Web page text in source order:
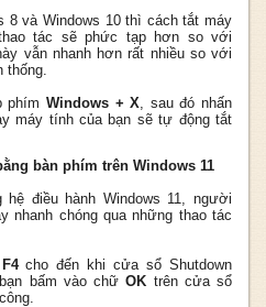
8 và Windows 10 thì cách tắt máy
tác sẽ phức tạp hơn so với
vẫn nhanh hơn rất nhiều so với
thống.
phímWindows + X , sau đó nhấn
máy tính của bạn sẽ tự động tắt
bàn phím trên Windows 11
điều hành Windows 11, người
nhanh chóng qua những thao tác
cho đến khi cửa sổ Shutdown
bấm vào chữOK trên cửa sổ